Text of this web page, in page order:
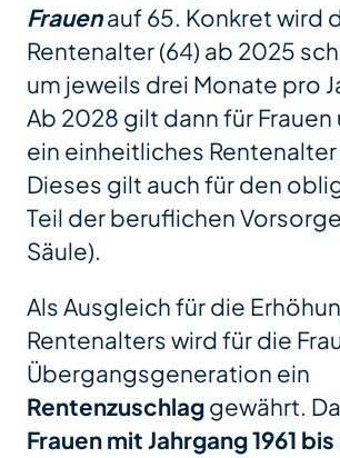
Frauenauf 65. Konkret wird
Rentenalter (64) ab 2025
um jeweils drei Monate pro
Ab 2028 gilt dann für Frauen
ein einheitliches Rentenalter
Dieses gilt auch für den
Teil der beruflichen
Säule).
Als Ausgleich für die
Rentenalters wird für die
Übergangsgeneration ein
Rentenzuschlaggewährt.
Frauen mit Jahrgang 1961